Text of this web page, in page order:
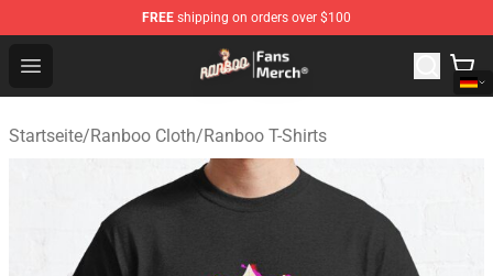
FREE shipping on orders over $100
Open menu
Ranboo Store - Official Ranboo Merchandise Shop
Startseite/Ranboo Cloth/Ranboo T-Shirts